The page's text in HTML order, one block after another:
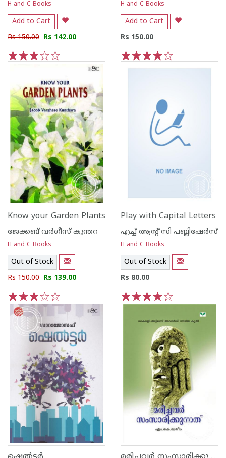
H and C Books
Add to Cart
Rs 150.00 Rs 142.00
H and C Books
Add to Cart
Rs 150.00
Know your Garden Plants
ജേക്കബ്‌ വര്‍ഗീസ്‌ കുന്തറ
H and C Books
Out of Stock
Rs 150.00 Rs 139.00
5
4
3
2
1
Play with Capital Letters
എച്ച് ആന്റ്‌ സി പബ്ലിഷേര്‍സ്
H and C Books
Out of Stock
Rs 80.00
5
4
3
2
1